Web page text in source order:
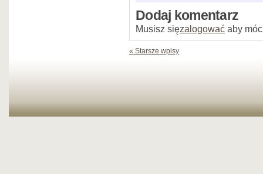
Dodaj komentarz
Musisz sięzalogować aby
« Starsze wpisy